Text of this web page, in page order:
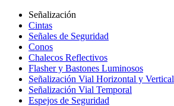
Señalización
Cintas
Señales de Seguridad
Conos
Chalecos Reflectivos
Flasher y Bastones Luminosos
Señalización Vial Horizontal y Vertical
Señalización Vial Temporal
Espejos de Seguridad